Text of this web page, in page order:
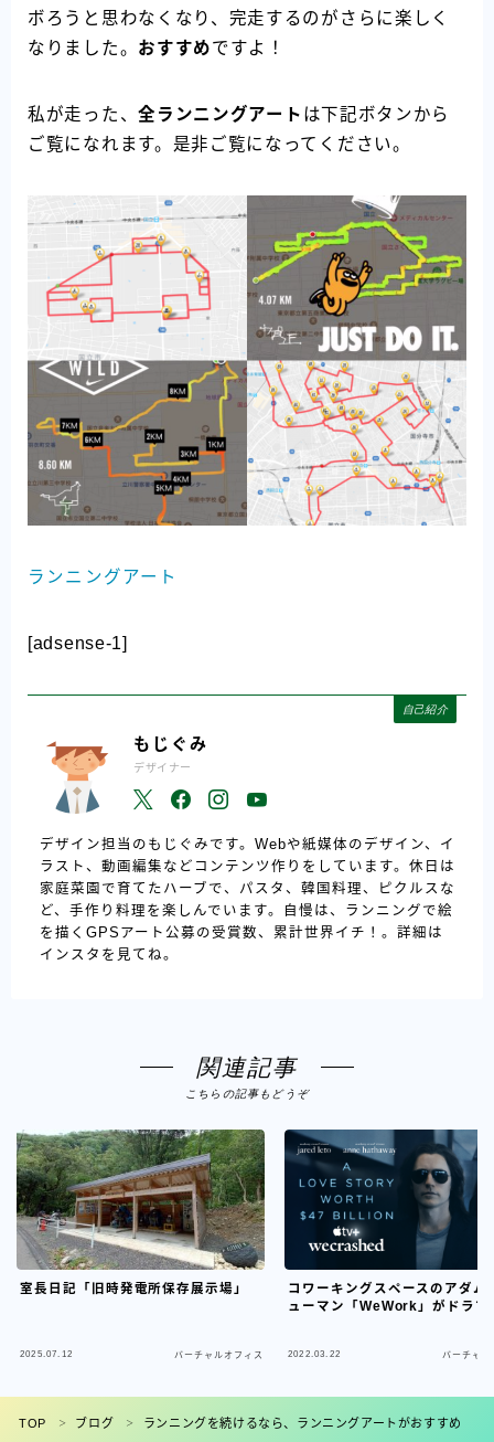
ボろうと思わなくなり、完走するのがさらに楽しく
なりました。 おすすめですよ！
私が走った、全ランニングアート は下記ボタンから
ご覧になれます。是非ご覧になってください。
ランニングアート
[adsense-1]
自己紹介
もじぐみ
デザイナー
デザイン担当のもじぐみです。Webや紙媒体のデザイン、イ
ラスト、動画編集などコンテンツ作りをしています。休日は
家庭菜園で育てたハーブで、パスタ、韓国料理、ピクルスな
ど、手作り料理を楽しんでいます。自慢は、ランニングで絵
を描くGPSアート公募の受賞数、累計世界イチ！。詳細は
インスタを見てね。
関連記事
こちらの記事もどうぞ
室長日記「旧時発電所保存展示場」
2025.07.12 バーチャルオフィス
コワーキングスペースのアダム
ューマン「WeWork」がドラマ
2022.03.22 バーチャル
TOP ＞ ブログ ＞ ランニングを続けるなら、ランニングアートがおすすめ